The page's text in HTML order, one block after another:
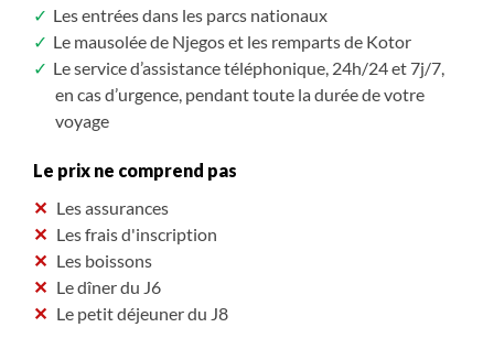
Les entrées dans les parcs nationaux
Le mausolée de Njegos et les remparts de Kotor
Le service d’assistance téléphonique, 24h/24 et 7j/7,
en cas d’urgence, pendant toute la durée de votre
voyage
Le prix ne comprend pas
Les assurances
Les frais d'inscription
Les boissons
Le dîner du J6
Le petit déjeuner du J8